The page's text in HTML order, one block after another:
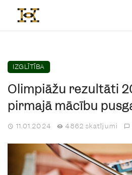
IZGLĪTĪBA
Olimpiāžu rezultāti
pirmajā mācību
11.01.2024 4862 skatījumi